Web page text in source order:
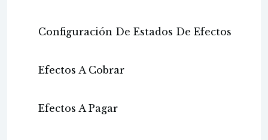
Configuración De Estados De Efectos
Efectos A Cobrar
Efectos A Pagar